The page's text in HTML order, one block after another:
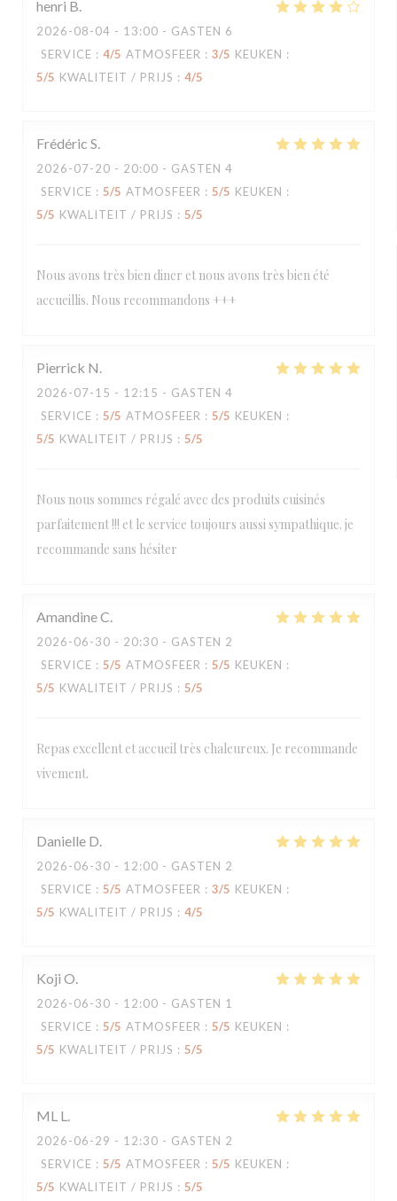
henri B
2026-08-04 - 13:00 - GASTEN 6
SERVICE : 4/5 ATMOSFEER : 3/5 KEUKEN :
5/5 KWALITEIT / PRIJS : 4/5
Frédéric S
2026-07-20 - 20:00 - GASTEN 4
SERVICE : 5/5 ATMOSFEER : 5/5 KEUKEN :
5/5 KWALITEIT / PRIJS : 5/5
Nous avons très bien diner et nous avons très bien été
accueillis. Nous recommandons +++
Pierrick N
2026-07-15 - 12:15 - GASTEN 4
SERVICE : 5/5 ATMOSFEER : 5/5 KEUKEN :
5/5 KWALITEIT / PRIJS : 5/5
Nous nous sommes régalé avec des produits cuisinés
parfaitement !!! et le service toujours aussi sympathique. je
recommande sans hésiter
AmandineC
2026-06-30 - 20:30 - GASTEN 2
SERVICE : 5/5 ATMOSFEER : 5/5 KEUKEN :
5/5 KWALITEIT / PRIJS : 5/5
Repas excellent et accueil très chaleureux. Je recommande
vivement.
Danielle D
2026-06-30 - 12:00 - GASTEN 2
SERVICE : 5/5 ATMOSFEER : 3/5 KEUKEN :
5/5 KWALITEIT / PRIJS : 4/5
Koji O
2026-06-30 - 12:00 - GASTEN 1
SERVICE : 5/5 ATMOSFEER : 5/5 KEUKEN :
5/5 KWALITEIT / PRIJS : 5/5
ML L
2026-06-29 - 12:30 - GASTEN 2
SERVICE : 5/5 ATMOSFEER : 5/5 KEUKEN :
5/5 KWALITEIT / PRIJS : 5/5